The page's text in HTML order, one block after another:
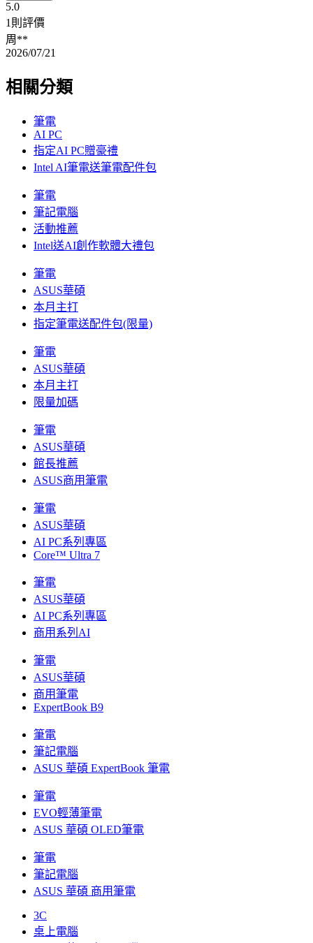
5.0
1則評價
周**
2026/07/21
相關分類
筆電
AI PC
指定AI PC贈豪禮
Intel AI筆電送筆電配件包
筆電
筆記電腦
活動推薦
Intel送AI創作軟體大禮包
筆電
ASUS華碩
本月主打
指定筆電送配件包(限量)
筆電
ASUS華碩
本月主打
限量加碼
筆電
ASUS華碩
館長推薦
ASUS商用筆電
筆電
ASUS華碩
AI PC系列專區
Core™ Ultra 7
筆電
ASUS華碩
AI PC系列專區
商用系列AI
筆電
ASUS華碩
商用筆電
ExpertBook B9
筆電
筆記電腦
ASUS 華碩 ExpertBook 筆電
筆電
EVO輕薄筆電
ASUS 華碩 OLED筆電
筆電
筆記電腦
ASUS 華碩 商用筆電
3C
桌上電腦